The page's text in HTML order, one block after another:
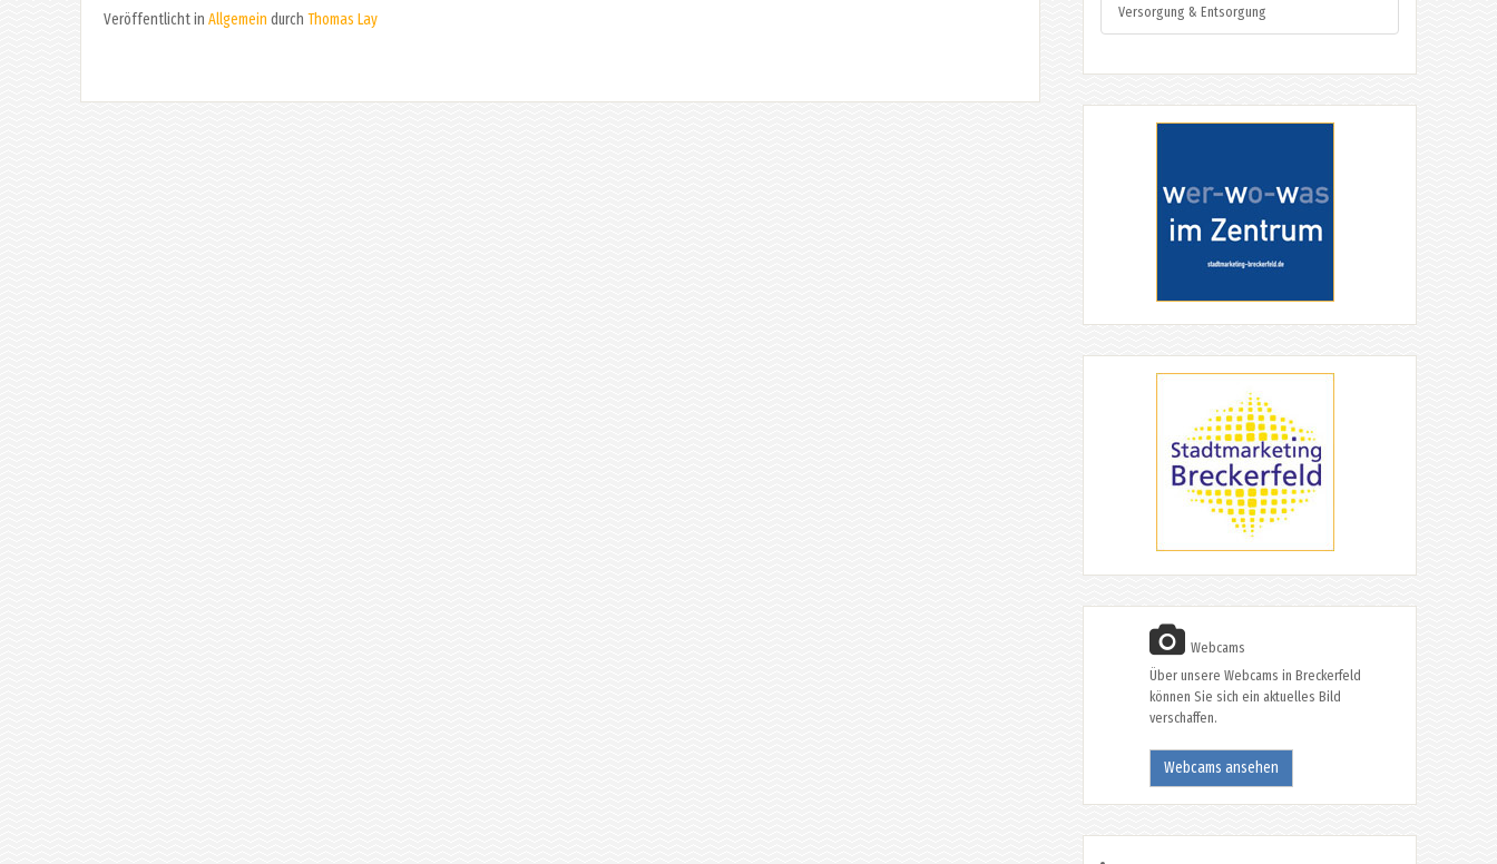
Veröffentlicht in Allgemein durch Thomas Lay Versorgung & Entsorgung
Webcams
Über unsere Webcams in Breckerfeld
können Sie sich ein aktuelles Bild
verschaffen.
Webcams ansehen